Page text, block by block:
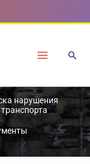
нарушения